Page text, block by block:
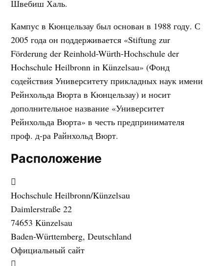
Швебиш Халь.
Кампус в Кюнцельзау был основан в 1988 году. С
2005 года он поддерживается «Stiftung zur
Förderung der Reinhold-Würth-Hochschule der
Hochschule Heilbronn in Künzelsau» (Фонд
содействия Университету прикладных наук имени
Рейнхольда Вюрта в Кюнцельзау) и носит
дополнительное название «Университет
Рейнхольда Вюрта» в честь предпринимателя
проф. д-ра Райнхольд Вюрт.
Расположение
Hochschule Heilbronn/Künzelsau
Daimlerstraße 22
74653 Künzelsau
Baden-Württemberg, Deutschland
Официальный сайт